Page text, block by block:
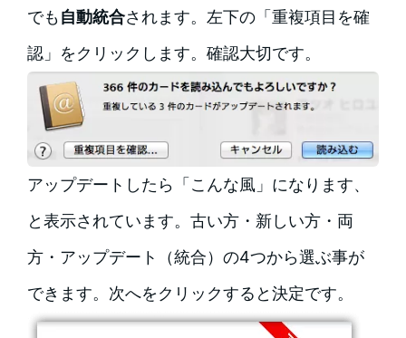
でも自動統合されます。左下の「重複項目を確
認」をクリックします。確認大切です。
アップデートしたら「こんな風」になります、
と表示されています。古い方・新しい方・両
方・アップデート（統合）の4つから選ぶ事が
できます。次へをクリックすると決定です。